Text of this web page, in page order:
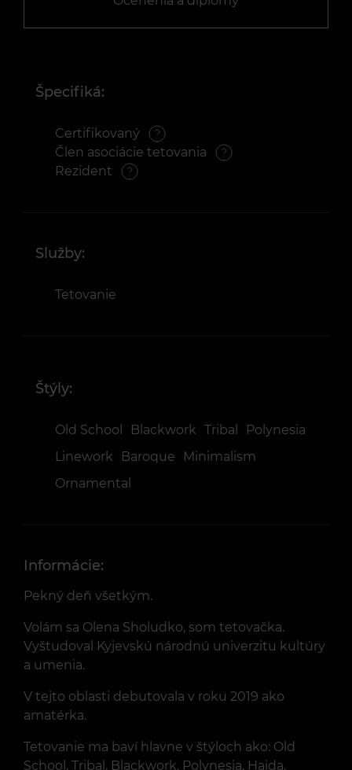
Špecifiká:
Certifikovaný
Člen asociácie tetovania
Rezident
Služby:
Tetovanie
Štýly:
Old School Blackwork Tribal
Polynesia
Linework
Baroque
Minimalism
Ornamental
Informácie:
Pekný deň všetkým.
Volám sa Olena Sholudko, som tetovačka.
Vyštudoval Kyjevskú národnú univerzitu kultúry
a umenia.
V tejto oblasti debutovala v roku 2019 ako
amatérka.
Tetovanie ma baví hlavne v štýloch ako: Old
School, Tribal, Blackwork, Polynesia, Haida,